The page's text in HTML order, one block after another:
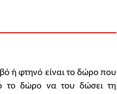
ή φτηνό είναι το δώρο που
το δώρο να του δώσει τη